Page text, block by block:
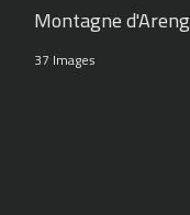
Montagne d'Areng
37 Images